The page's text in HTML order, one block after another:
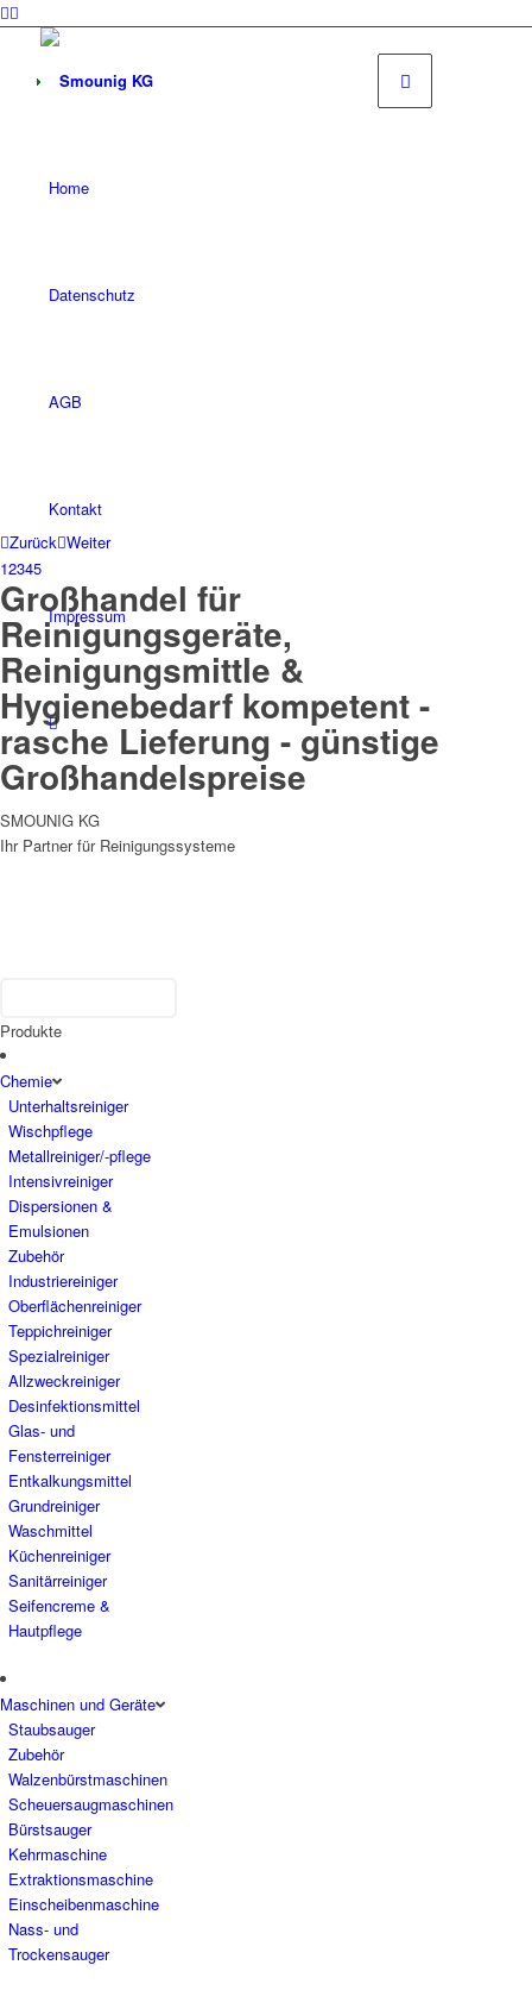
Home
Datenschutz
AGB
Kontakt
Impressum
Zurück Weiter
12345
Großhandel für
Reinigungsgeräte,
Reinigungsmittle &
Hygienebedarf kompetent -
rasche Lieferung - günstige
Großhandelspreise
SMOUNIG KG
Ihr Partner für Reinigungssysteme
Produkte
Chemie
Unterhaltsreiniger
Wischpflege
Metallreiniger/-pflege
Intensivreiniger
Dispersionen &
Emulsionen
Zubehör
Industriereiniger
Oberflächenreiniger
Teppichreiniger
Spezialreiniger
Allzweckreiniger
Desinfektionsmittel
Glas- und
Fensterreiniger
Entkalkungsmittel
Grundreiniger
Waschmittel
Küchenreiniger
Sanitärreiniger
Seifencreme &
Hautpflege
Maschinen und Geräte
Staubsauger
Zubehör
Walzenbürstmaschinen
Scheuersaugmaschinen
Bürstsauger
Kehrmaschine
Extraktionsmaschine
Einscheibenmaschine
Nass- und
Trockensauger